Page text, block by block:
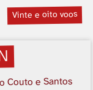
Vinte e oito voos
Couto e Santos